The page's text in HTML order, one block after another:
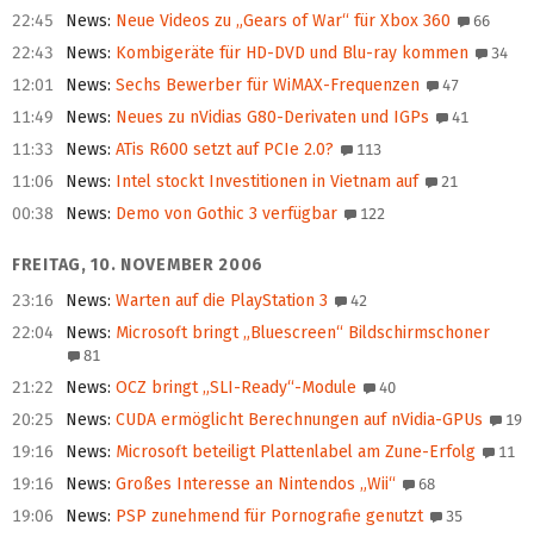
22:45 News: Neue Videos zu „Gears of War“ für Xbox 360 66
22:43 News: Kombigeräte für HD-DVD und Blu-ray kommen 34
12:01 News: Sechs Bewerber für WiMAX-Frequenzen 47
11:49 News: Neues zu nVidias G80-Derivaten und IGPs 41
11:33 News: ATis R600 setzt auf PCIe 2.0? 113
11:06 News: Intel stockt Investitionen in Vietnam auf 21
00:38 News: Demo von Gothic 3 verfügbar 122
FREITAG, 10. NOVEMBER 2006
23:16
News: Warten auf die PlayStation 3 42
22:04 News: Microsoft bringt „Bluescreen“ Bildschirmschoner
81
21:22 News: OCZ bringt „SLI-Ready“-Module 40
20:25 News: CUDA ermöglicht Berechnungen auf nVidia-GPUs 19
19:16 News: Microsoft beteiligt Plattenlabel am Zune-Erfolg 11
19:16 News: Großes Interesse an Nintendos „Wii“ 68
19:06 News: PSP zunehmend für Pornografie genutzt 35